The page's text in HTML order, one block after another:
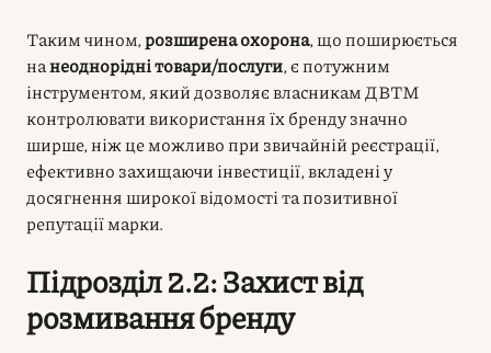
Таким чином, розширена охорона, що поширюється
нанеоднорідні товари/послуги, є потужним
інструментом, який дозволяє власникам ДВТМ
контролювати використання їх бренду значно
ширше, ніж це можливо при звичайній реєстрації,
ефективно захищаючи інвестиції, вкладені у
досягнення широкої відомості та позитивної
репутації марки.
Підрозділ 2.2: Захист від
розмивання бренду